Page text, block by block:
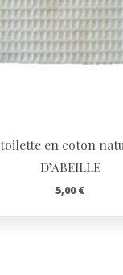
en coton
D’ABEILLE
5,00€